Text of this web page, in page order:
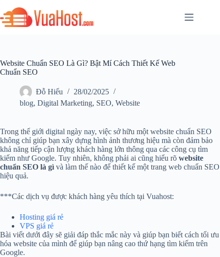
Website Chuẩn SEO Là Gì? Bật Mí Cách Thiết Kế Web
Chuẩn SEO
Đỗ Hiếu
28/02/2025
blog, Digital Marketing, SEO, Website
Trong thế giới digital ngày nay, việc sở hữu một website chuẩn SEO
không chỉ giúp bạn xây dựng hình ảnh thương hiệu mà còn đảm bảo
khả năng tiếp cận lượng khách hàng lớn thông qua các công cụ tìm
kiếm như Google. Tuy nhiên, không phải ai cũng hiểu rõ website
chuẩn SEO là gì và làm thế nào để thiết kế một trang web chuẩn SEO
hiệu quả.
***Các dịch vụ được khách hàng yêu thích tại Vuahost:
Hosting giá rẻ
VPS giá rẻ
Bài viết dưới đây sẽ giải đáp thắc mắc này và giúp bạn biết cách tối ưu
hóa website của mình để giúp bạn nâng cao thứ hạng tìm kiếm trên
Google.